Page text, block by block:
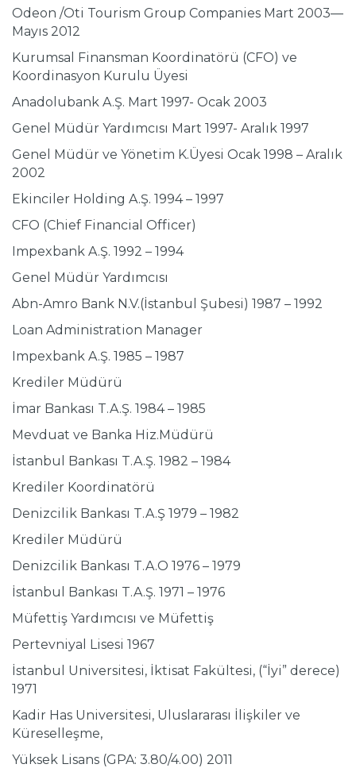
Odeon /Oti Tourism Group Companies Mart 2003—
Mayıs 2012
Kurumsal Finansman Koordinatörü (CFO) ve
Koordinasyon Kurulu Üyesi
Anadolubank A.Ş. Mart 1997- Ocak 2003
Genel Müdür Yardımcısı Mart 1997- Aralık 1997
Genel Müdür ve Yönetim K.Üyesi Ocak 1998 – Aralık
2002
Ekinciler Holding A.Ş. 1994 – 1997
CFO (Chief Financial Officer)
Impexbank A.Ş. 1992 – 1994
Genel Müdür Yardımcısı
Abn-Amro Bank N.V.(İstanbul Şubesi) 1987 – 1992
Loan Administration Manager
Impexbank A.Ş. 1985 – 1987
Krediler Müdürü
İmar Bankası T.A.Ş. 1984 – 1985
Mevduat ve Banka Hiz.Müdürü
İstanbul Bankası T.A.Ş. 1982 – 1984
Krediler Koordinatörü
Denizcilik Bankası T.A.Ş 1979 – 1982
Krediler Müdürü
Denizcilik Bankası T.A.O 1976 – 1979
İstanbul Bankası T.A.Ş. 1971 – 1976
Müfettiş Yardımcısı ve Müfettiş
Pertevniyal Lisesi 1967
İstanbul Universitesi, İktisat Fakültesi, (“İyi” derece)
1971
Kadir Has Universitesi, Uluslararası İlişkiler ve
Küreselleşme,
Yüksek Lisans (GPA: 3.80/4.00) 2011